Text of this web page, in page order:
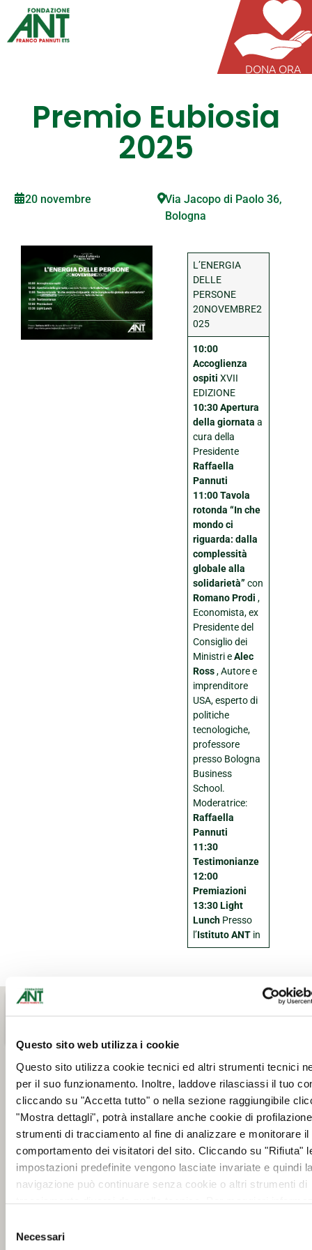
Questo sito web utilizza i cookie
Questo sito utilizza cookie tecnici ed altri strumenti tecnici
per il suo funzionamento. Inoltre, laddove rilasciassi il tuo
cliccando su "Accetta tutto" o nella sezione raggiungibile
"Mostra dettagli", potrà installare anche cookie di
strumenti di tracciamento al fine di analizzare e monitorare il
comportamento dei visitatori del sito. Cliccando su "Rifiuta"
impostazioni predefinite vengono lasciate invariate e quindi
navigazione può continuare senza cookie o altri strumenti di
delNecessari
DONA ORA
Premio Eubiosia
2025
20 novembre
Via Jacopo di Paolo 36,
Bologna
L’ENERGIA
DELLE
PERSONE
20NOVEMBRE2
025
10:00
Accoglienza
ospiti XVII
EDIZIONE
10:30 Apertura
della giornataa
cura della
Presidente
Raffaella
Pannuti
11:00 Tavola
rotonda “In che
mondo ci
riguarda: dalla
complessità
globale alla
solidarietà”con
Romano Prodi,
Economista, ex
Presidente del
Consiglio dei
Ministri eAlec
Ross, Autore e
imprenditore
USA, esperto di
politiche
tecnologiche,
professore
presso Bologna
Business
School.
Moderatrice:
Raffaella
Pannuti
11:30
Testimonianze
12:00
Premiazioni
13:30 Light
Lunch Presso
l’Istituto ANT in